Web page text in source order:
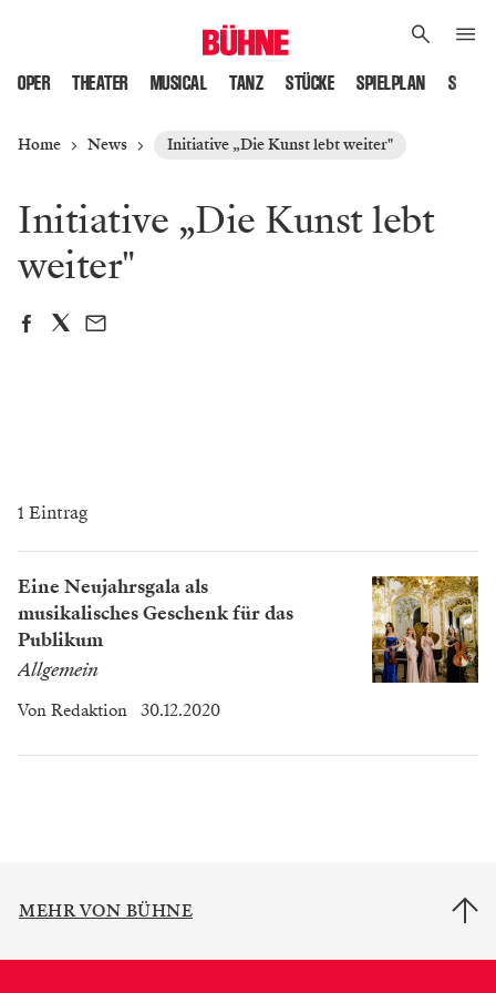
OPER THEATER MUSICAL TANZ STÜCKE SPIELPLAN
Home News Initiative „Die Kunst lebt weiter"
Initiative „Die Kunst lebt
weiter"
1 Eintrag
Eine Neujahrsgala als
musikalisches Geschenk für das
Publikum
Allgemein
Von Redaktion 30.12.2020
MEHR VON BÜHNE